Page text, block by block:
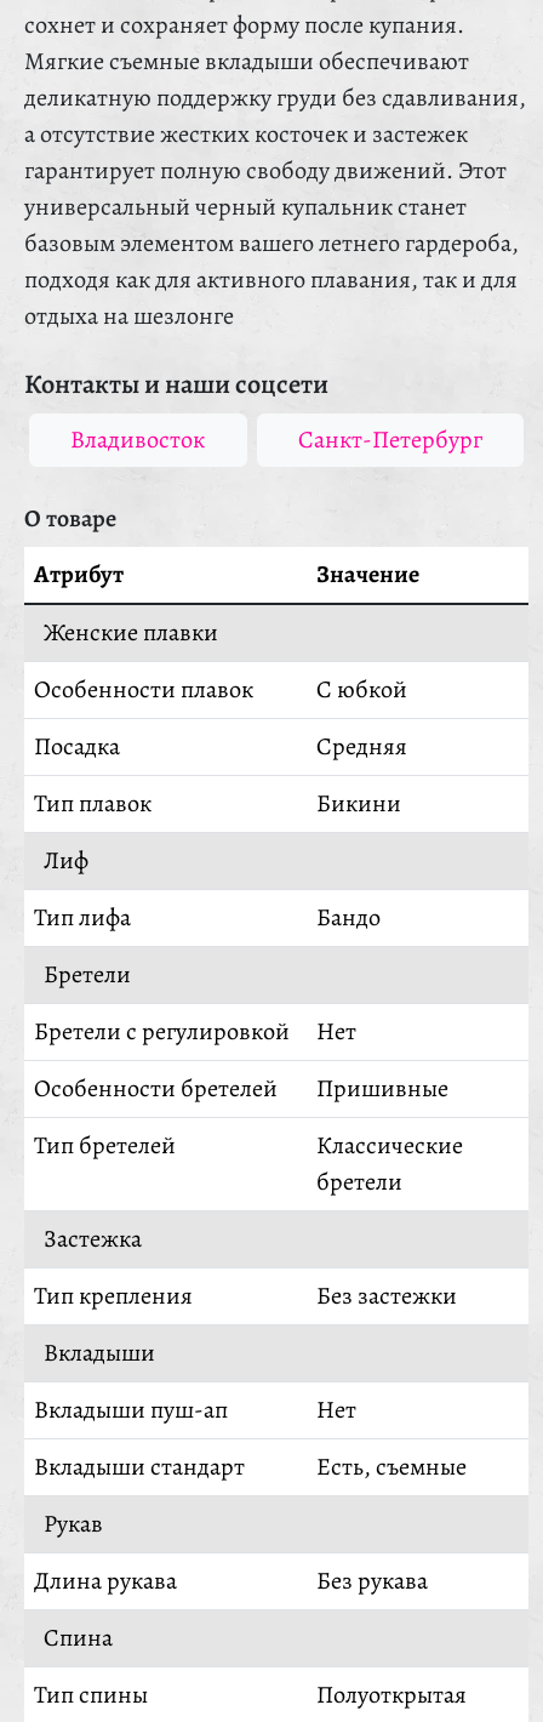
сохнет и сохраняет форму после купания.
Мягкие съемные вкладыши обеспечивают
деликатную поддержку груди без сдавливания,
а отсутствие жестких косточек и застежек
гарантирует полную свободу движений. Этот
универсальный черный купальник станет
базовым элементом вашего летнего гардероба,
подходя как для активного плавания, так и для
отдыха на шезлонге
Контакты и наши соцсети
Владивосток Санкт-Петербург
О товаре
Атрибут
Значение
Женские плавки
Особенности плавок
С юбкой
Посадка
Средняя
Тип плавок
Бикини
Лиф
Тип лифа
Бандо
Бретели
Бретели с регулировкой
Нет
Особенности бретелей
Пришивные
Тип бретелей
Классические
бретели
Застежка
Тип крепления
Без застежки
Вкладыши
Вкладыши пуш-ап
Нет
Вкладыши стандарт
Есть, съемные
Рукав
Длина рукава
Без рукава
Спина
Тип спины
Полуоткрытая